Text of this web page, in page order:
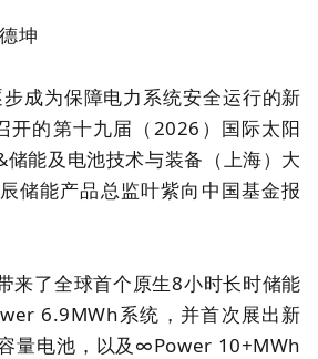
坤
步成为保障电力系统安全运行的新
开的第十九届（2026）国际太阳
能及电池技术与装备（上海）大
储能产品总监叶紫向中国基金报
来了全球首个原生8小时长时储能
6.9MWh系统，并首次展出新
量电池 ，以及∞Power 10+MWh